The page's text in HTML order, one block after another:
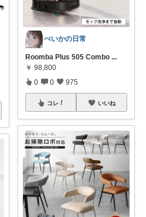
ぺいかの日常
Roomba Plus 505 Combo ...
￥ 98,800
0 0 975
コレ いいね